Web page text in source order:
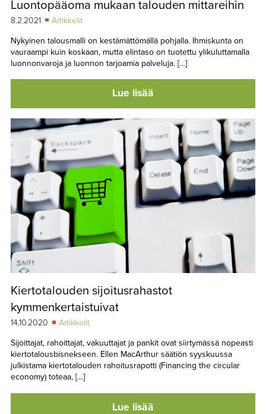
TAPAHTUMAT
YHTEYSTIEDOT
Luontopääoma mukaan talouden mittareihin
8.2.2021
Artikkelit
Nykyinen talousmalli on kestämättömällä pohjalla. Ihmiskunta on
vauraampi kuin koskaan, mutta elintaso on tuotettu ylikuluttamalla
luonnonvaroja ja luonnon tarjoamia palveluja. […]
Lue lisää
Kiertotalouden sijoitusrahastot
kymmenkertaistuivat
14.10.2020
Artikkelit
Sijoittajat, rahoittajat, vakuuttajat ja pankit ovat siirtymässä nopeasti
kiertotalousbisnekseen. Ellen MacArthur säätiön syyskuussa
julkistama kiertotalouden rahoitusrapotti (Financing the circular
economy) toteaa, […]
Lue lisää